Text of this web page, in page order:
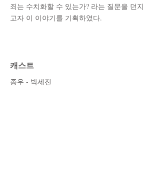
죄는 수치화할 수 있는가? 라는 질문을 던지
고자 이 이야기를 기획하였다.
캐스트
종우 - 박세진